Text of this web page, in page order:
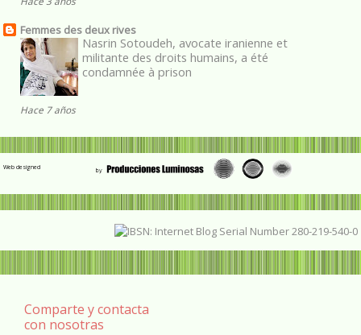
Femmes des deux rives
Nasrin Sotoudeh, avocate iranienne et
militante des droits humains, a été
condamnée à prison
Hace 7 años
Web designed
Comparte y contacta
con nosotras